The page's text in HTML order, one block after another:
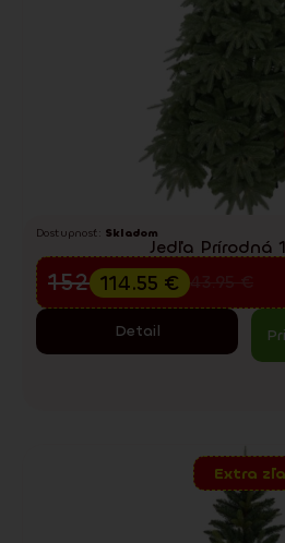
Dostupnosť: Skladom
Jedľa Prírodná
Predvianočný
243.95
152.73€
114.55 €
Detail
Extra